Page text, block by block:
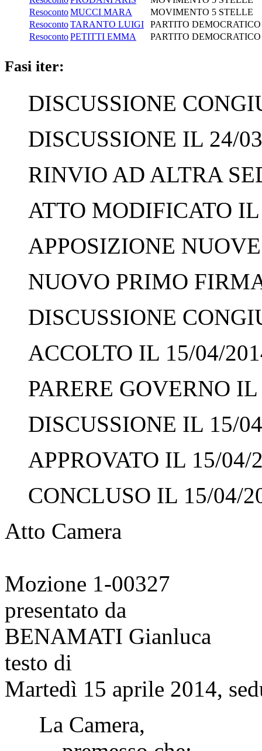
ResocontoMUCCI MARA
MOVIMENTO 5 STELLE
ResocontoTARANTO LUIGI
PARTITO DEMOCRATICO
ResocontoPETITTI EMMA PARTITO DEMOCRATICO
Fasi iter:
DISCUSSIONE
DISCUSSIONE IL 24/
RINVIO AD ALTRA
ATTO MODIFICATO
APPOSIZIONE
NUOVO PRIMO
DISCUSSIONE
ACCOLTO IL 15/04/
PARERE GOVERNO
DISCUSSIONE IL 15/
APPROVATO IL 15/04/
CONCLUSO IL 15/04/
Atto Camera
Mozione 1-00327
presentato da
BENAMATI Gianluca
testo di
Martedì 15 aprile 2014,
La Camera,